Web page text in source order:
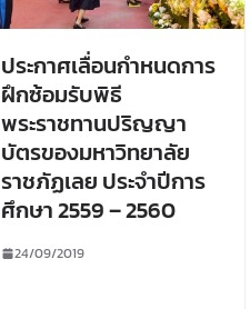
ประกาศเลื่อนกำหนดการ
ฝึกซ้อมรับพิธี
พระราชทานปริญญา
บัตรของมหาวิทยาลัย
ราชภัฏเลย ประจำปีการ
ศึกษา 2559 – 2560
24/09/2019